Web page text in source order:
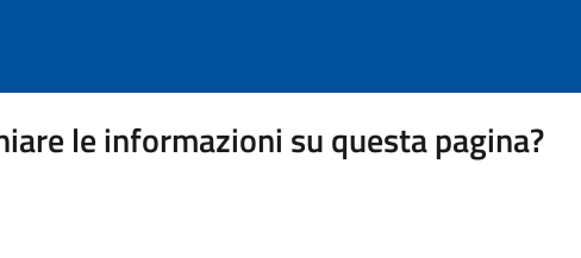
le informazioni su questa pagina?